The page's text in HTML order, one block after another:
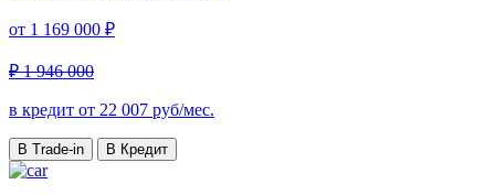
от 1 169 000 ₽
₽ 1 946 000
в кредит от 22 007 руб/мес.
В Trade-in В Кредит